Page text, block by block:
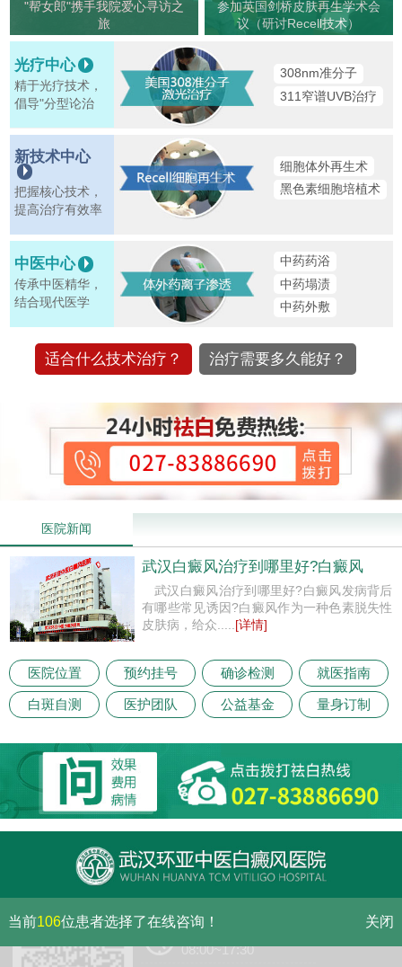
"帮女郎"携手我院爱心寻访之
旅
参加英国剑桥皮肤再生学术会
议（研讨Recell技术）
光疗中心
精于光疗技术，
倡导"分型论治
308nm准分子
311窄谱UVB治疗
新技术中心
把握核心技术，
提高治疗有效率
细胞体外再生术
黑色素细胞培植术
中医中心
传承中医精华，
结合现代医学
中药药浴
中药塌渍
中药外敷
适合什么技术治疗？ 治疗需要多久能好？
医院新闻
武汉白癜风治疗到哪里好?白癜风
武汉白癜风治疗到哪里好?白癜风发病背后
有哪些常见诱因?白癜风作为一种色素脱失性
皮肤病，给众..... [详情]
医院位置 预约挂号 确诊检测 就医指南
白斑自测 医护团队 公益基金 量身订制
门诊（节假日无休息）
08:00~17:30
当前106位患者选择了在线咨询！ 关闭